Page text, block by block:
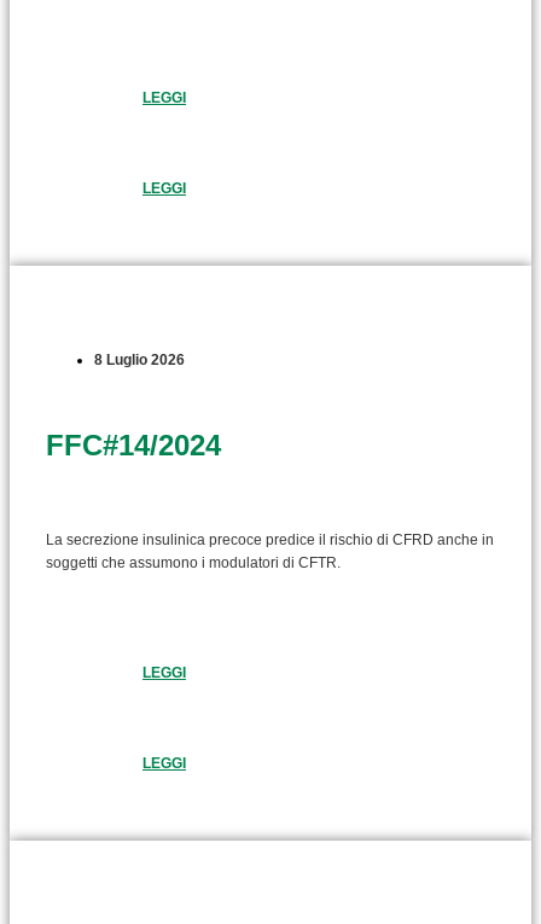
LEGGI
LEGGI
8 Luglio 2026
FFC#14/2024
La secrezione insulinica precoce predice il rischio di CFRD anche in
soggetti che assumono i modulatori di CFTR.
LEGGI
LEGGI